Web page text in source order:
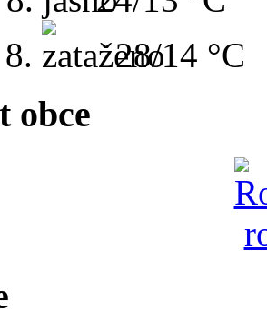
28/14 °C
obce